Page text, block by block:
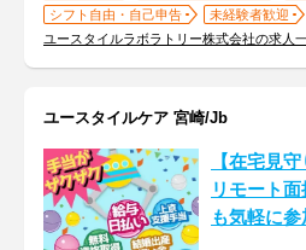
シフト自由・自己申告
未経験者歓迎
ユースタイルラボラトリー株式会社の求人
ユースタイルケア 宮崎/Jb
【在宅見
リモート
も気軽に